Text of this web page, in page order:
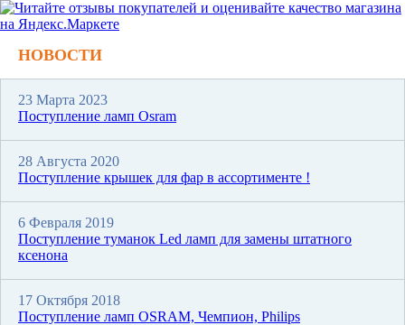
НОВОСТИ
23 Марта 2023
Поступление ламп Osram
28 Августа 2020
Поступление крышек для фар в ассортименте !
6 Февраля 2019
Поступление туманок Led ламп для замены штатного
ксенона
17 Октября 2018
Поступление ламп OSRAM, Чемпион, Philips